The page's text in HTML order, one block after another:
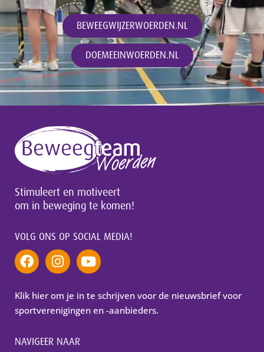
BEWEEGWIJZERWOERDEN.NL
DOEMEEINWOERDEN.NL
Stimuleert en motiveert
om in beweging te komen!
VOLG ONS OP SOCIAL MEDIA!
Klik hier om je in te schrijven voor de nieuwsbrief voor
sportverenigingen en -aanbieders.
NAVIGEER NAAR